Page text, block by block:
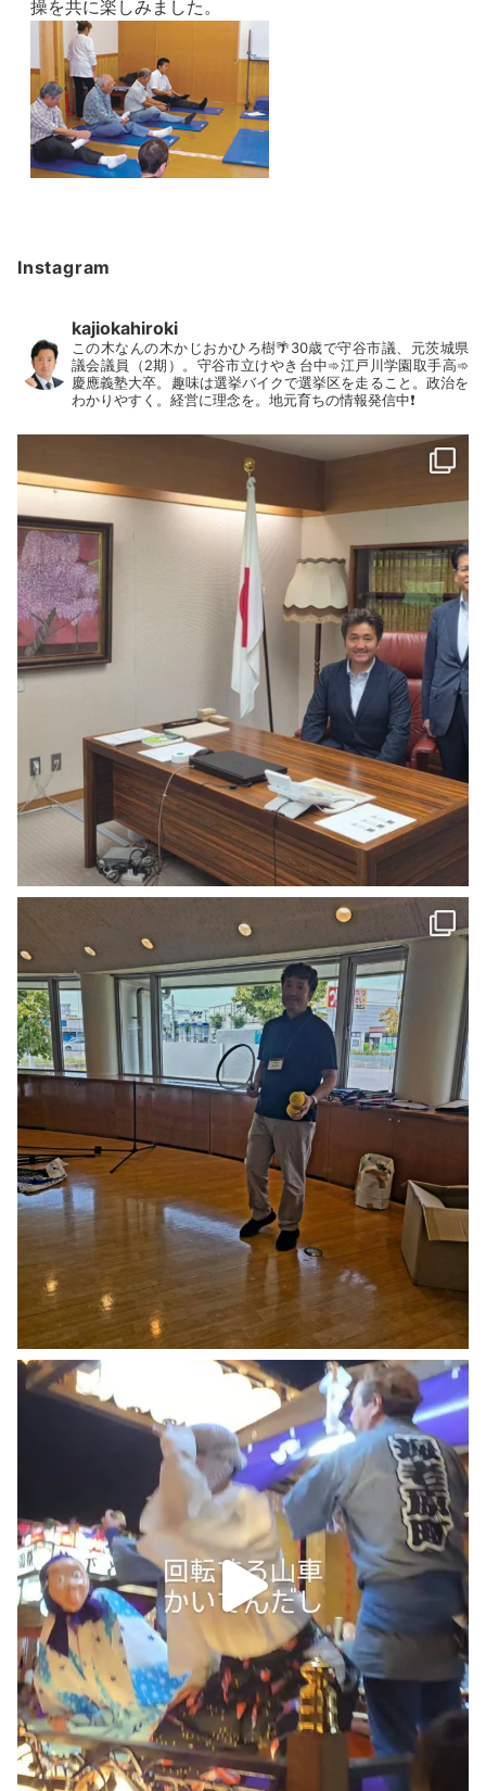
操を共に楽しみました。
Instagram
kajiokahiroki
この木なんの木かじおかひろ樹🌴30歳で守谷市議、元茨城県
議会議員（2期）。守谷市立けやき台中➾江戸川学園取手高➾
慶應義塾大卒。趣味は選挙バイクで選挙区を走ること。政治を
わかりやすく。経営に理念を。地元育ちの情報発信中❗